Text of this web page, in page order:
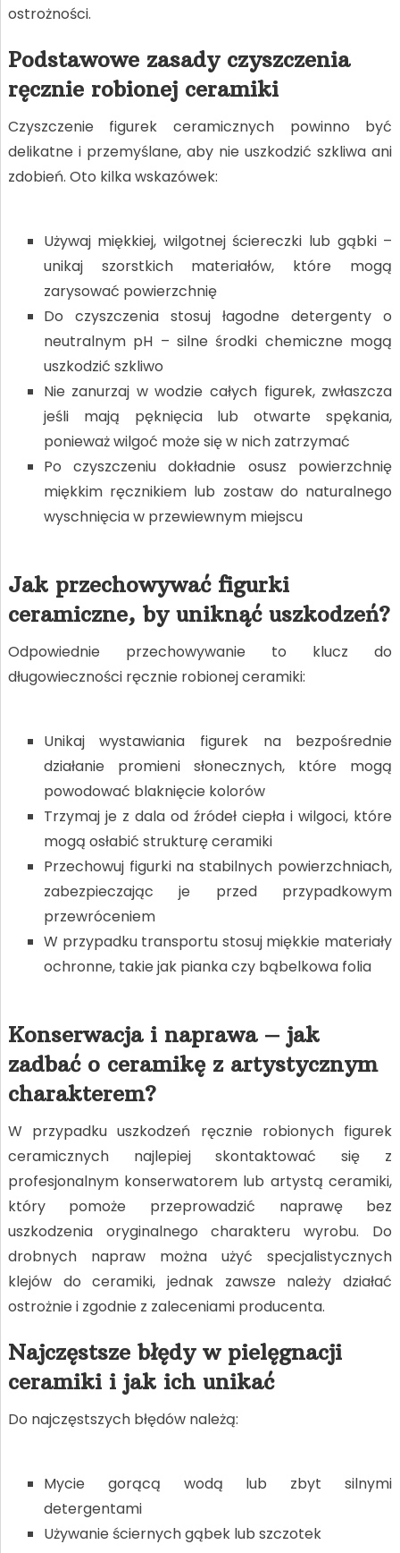
ostrożności.
Podstawowe zasady czyszczenia
ręcznie robionej ceramiki
Czyszczenie figurek ceramicznych powinno być
delikatne i przemyślane, aby nie uszkodzić szkliwa ani
zdobień. Oto kilka wskazówek:
Używaj miękkiej, wilgotnej ściereczki lub gąbki –
unikaj szorstkich materiałów, które mogą
zarysować powierzchnię
Do czyszczenia stosuj łagodne detergenty o
neutralnym pH – silne środki chemiczne mogą
uszkodzić szkliwo
Nie zanurzaj w wodzie całych figurek, zwłaszcza
jeśli mają pęknięcia lub otwarte spękania,
ponieważ wilgoć może się w nich zatrzymać
Po czyszczeniu dokładnie osusz powierzchnię
miękkim ręcznikiem lub zostaw do naturalnego
wyschnięcia w przewiewnym miejscu
Jak przechowywać figurki
ceramiczne, by uniknąć uszkodzeń?
Odpowiednie przechowywanie to klucz do
długowieczności ręcznie robionej ceramiki:
Unikaj wystawiania figurek na bezpośrednie
działanie promieni słonecznych, które mogą
powodować blaknięcie kolorów
Trzymaj je z dala od źródeł ciepła i wilgoci, które
mogą osłabić strukturę ceramiki
Przechowuj figurki na stabilnych powierzchniach,
zabezpieczając je przed przypadkowym
przewróceniem
W przypadku transportu stosuj miękkie materiały
ochronne, takie jak pianka czy bąbelkowa folia
Konserwacja i naprawa – jak
zadbać o ceramikę z artystycznym
charakterem?
W przypadku uszkodzeń ręcznie robionych figurek
ceramicznych najlepiej skontaktować się z
profesjonalnym konserwatorem lub artystą ceramiki,
który pomoże przeprowadzić naprawę bez
uszkodzenia oryginalnego charakteru wyrobu. Do
drobnych napraw można użyć specjalistycznych
klejów do ceramiki, jednak zawsze należy działać
ostrożnie i zgodnie z zaleceniami producenta.
Najczęstsze błędy w pielęgnacji
ceramiki i jak ich unikać
Do najczęstszych błędów należą:
Mycie gorącą wodą lub zbyt silnymi
detergentami
Używanie ściernych gąbek lub szczotek